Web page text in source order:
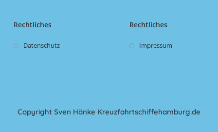
Rechtliches
Datenschutz
Rechtliches
Impressum
Copyright Sven Hänke Kreuzfahrtschiffehamburg.de